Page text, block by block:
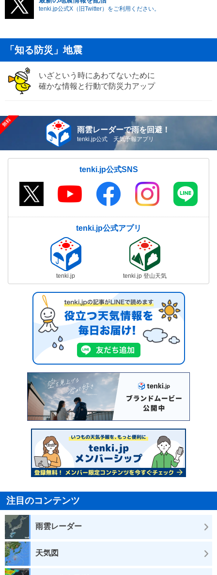
tenki.jp公式X（旧Twitter）をご利用ください。
「知る防災」地震
いざという時にあわてないために
確かな情報と行動で防災力アップ
雨雲レーダーで雨を回避！
tenki.jp公式 天気予報アプリ
tenki.jp公式SNS
tenki.jp公式アプリ
tenki.jp tenki.jp 登山天気
注目のコンテンツ
雨雲レーダー
天気図